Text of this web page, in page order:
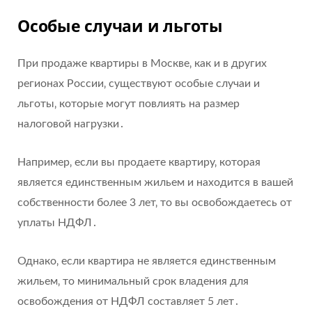
Особые случаи и льготы
При продаже квартиры в Москве‚ как и в других
регионах России‚ существуют особые случаи и
льготы‚ которые могут повлиять на размер
налоговой нагрузки․
Например‚ если вы продаете квартиру‚ которая
является единственным жильем и находится в вашей
собственности более 3 лет‚ то вы освобождаетесь от
уплаты НДФЛ․
Однако‚ если квартира не является единственным
жильем‚ то минимальный срок владения для
освобождения от НДФЛ составляет 5 лет․